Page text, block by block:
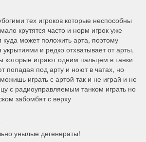
тех игроков которые неспособны
крутятся часто и норм игрок уже
куда может положить арта, поэтому
укрытиями и редко отхватывает от арты,
которые играют одним пальцем в танки
попадая под арту и ноют в чатах, но
играть с артой так и не играй и не
с радиоуправляемым танком играть но
забомбят с верху
унылые дегенераты!